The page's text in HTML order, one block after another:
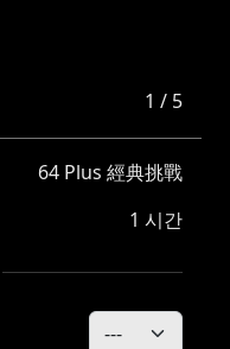
1 / 5
64 Plus 經典挑戰
1 시간